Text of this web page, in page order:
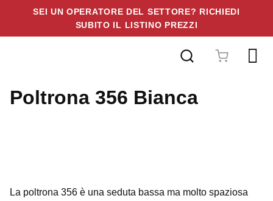
SEI UN OPERATORE DEL SETTORE? RICHIEDI
SUBITO IL LISTINO PREZZI
Poltrona 356 Bianca
La poltrona 356 è una seduta bassa ma molto spaziosa